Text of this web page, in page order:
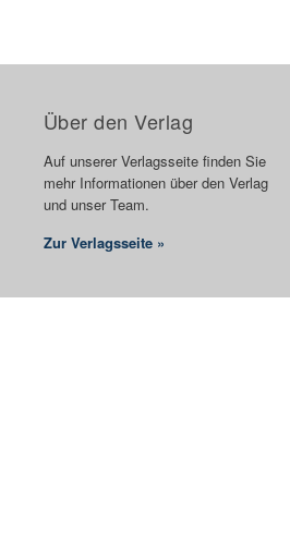
Über den Verlag
Auf unserer Verlagsseite finden Sie
mehr Informationen über den Verlag
und unser Team.
Zur Verlagsseite »